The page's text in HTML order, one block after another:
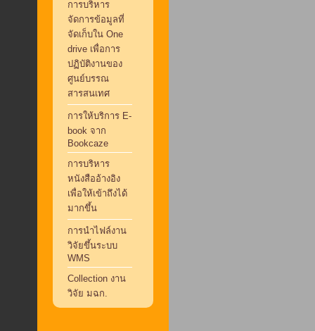
การบริหาร
จัดการข้อมูลที่
จัดเก็บใน One
drive เพื่อการ
ปฏิบัติงานของ
ศูนย์บรรณ
สารสนเทศ
การให้บริการ E-
book จาก
Bookcaze
การบริหาร
หนังสืออ้างอิง
เพื่อให้เข้าถึงได้
มากขึ้น
การนำไฟล์งาน
วิจัยขึ้นระบบ
WMS
Collection งาน
วิจัย มฉก.